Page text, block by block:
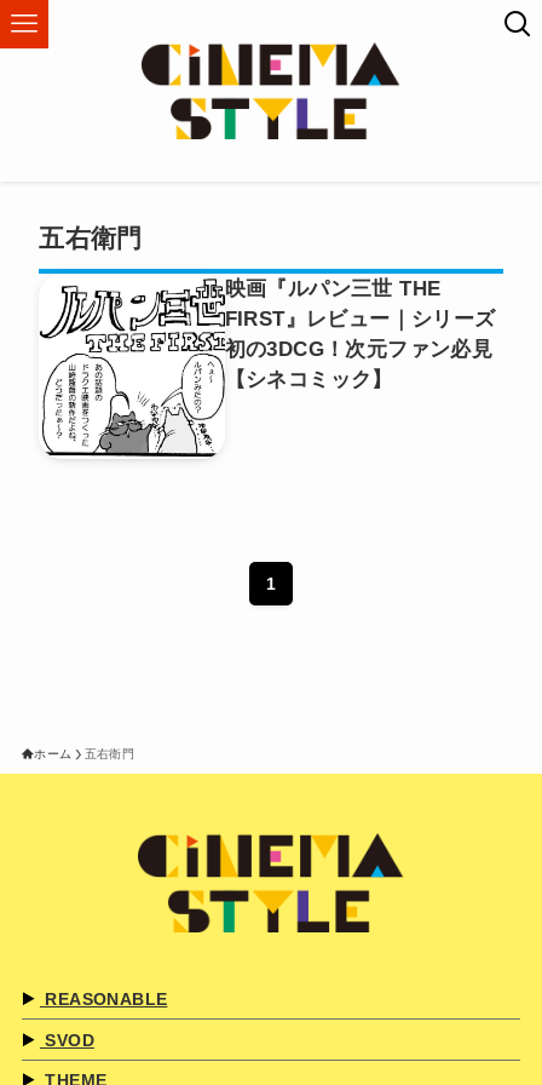
五右衛門
映画『ルパン三世 THE
FIRST』レビュー｜シリーズ
初の3DCG！次元ファン必見
【シネコミック】
1
ホーム 五右衛門
REASONABLE
SVOD
THEME